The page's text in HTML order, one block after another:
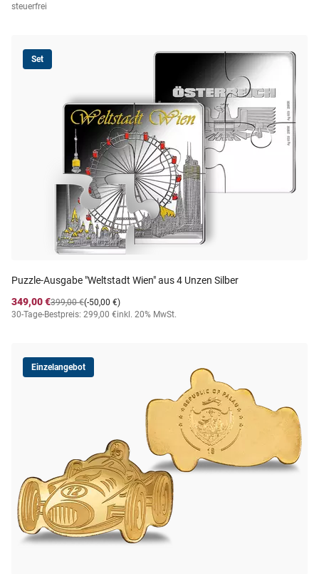
steuerfrei
Set
Puzzle-Ausgabe "Weltstadt Wien" aus 4 Unzen Silber
349,00 €
(-50,00 €)
399,00 €
30-Tage-Bestpreis: 299,00 €inkl. 20% MwSt.
Einzelangebot